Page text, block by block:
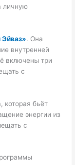
личную
. Она
внутренней
включены три
с
которая бьёт
энергии из
с